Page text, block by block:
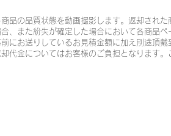
品の品質状態を動画撮影します。返却された
、また紛失が確定した場合において各商品ペ
にお送りしているお見積金額に加え別途頂戴
代金についてはお客様のご負担となります。